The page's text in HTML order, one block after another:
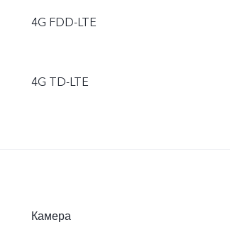
4G FDD-LTE
4G TD-LTE
Камера